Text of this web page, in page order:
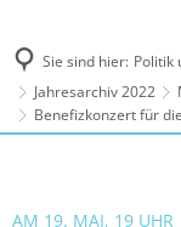
Sie sind hier: Politik
Jahresarchiv 2022
Benefizkonzert für
AM 19. MAI, 19 UHR